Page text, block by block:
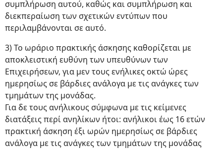
συμπλήρωση αυτού, καθώς και συμπλήρωση και
διεκπεραίωση των σχετικών εντύπων που
περιλαμβάνονται σε αυτό.
3) Το ωράριο πρακτικής άσκησης καθορίζεται με
αποκλειστική ευθύνη των υπευθύνων των
Επιχειρήσεων, για μεν τους ενήλικες οκτώ ώρες
ημερησίως σε βάρδιες ανάλογα με τις ανάγκες των
τμημάτων της μονάδας.
Για δε τους ανήλικους σύμφωνα με τις κείμενες
διατάξεις περί ανηλίκων ήτοι: ανήλικοι έως 16 ετών
πρακτική άσκηση έξι ωρών ημερησίως σε βάρδιες
ανάλογα με τις ανάγκες των τμημάτων της μονάδας